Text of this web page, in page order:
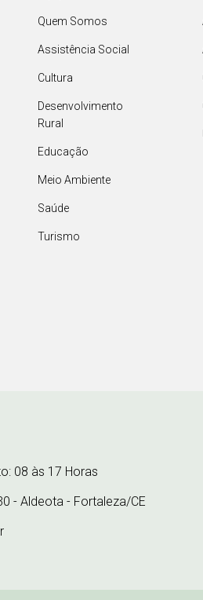
Quem Somos
Assistência Social
Cultura
Desenvolvimento
Rural
Educação
Meio Ambiente
Saúde
Turismo
08 às 17 Horas
- Aldeota - Fortaleza/CE